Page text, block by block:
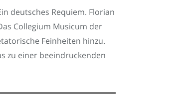
deutsches Requiem. Florian
Collegium Musicum der
Feinheiten hinzu.
zu einer beeindruckenden